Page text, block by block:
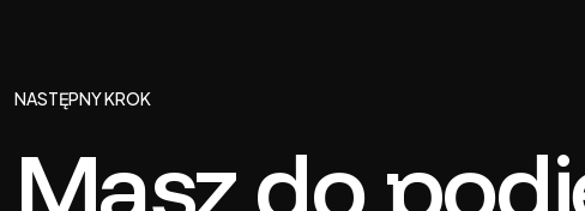
NASTĘPNY KROK
Masz do